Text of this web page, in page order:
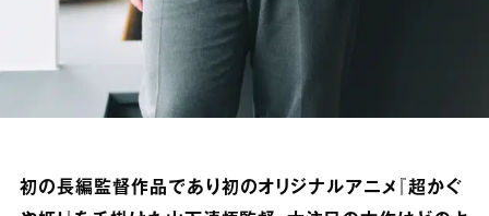
初の長編監督作品であり初のオリジナルアニメ『超かぐ